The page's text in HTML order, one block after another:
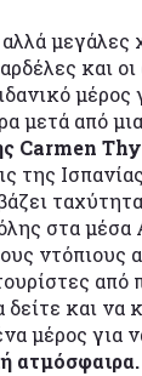
μεγάλες
και οι
μετά από
Carmen
της
στα
ντόπιους
από
και να
μέρος για
ατμόσφαιρα.